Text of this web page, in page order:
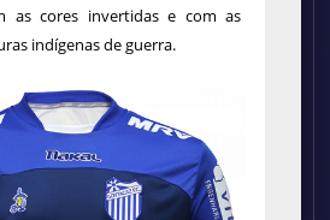
as cores invertidas e com as
indígenas de guerra.